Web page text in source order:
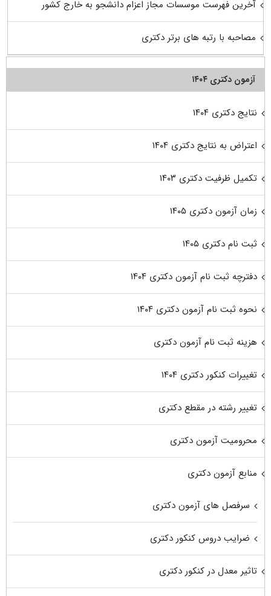
آخرین فهرست موسسات مجاز اعزام دانشجو به خارج کشور
مصاحبه با رتبه های برتر دکتری
آزمون دکتری ۱۴۰۴
نتایج دکتری ۱۴۰۴
اعتراض به نتایج دکتری ۱۴۰۴
تکمیل ظرفیت دکتری ۱۴۰۳
زمان آزمون دکتری ۱۴۰۵
ثبت نام دکتری ۱۴۰۵
دفترچه ثبت نام آزمون دکتری ۱۴۰۴
نحوه ثبت نام آزمون دکتری ۱۴۰۴
هزینه ثبت نام آزمون دکتری
تغییرات کنکور دکتری ۱۴۰۴
تغییر رشته در مقطع دکتری
محرومیت آزمون دکتری
منابع آزمون دکتری
سرفصل های آزمون دکتری
ضرایب دروس کنکور دکتری
تاثیر معدل در کنکور دکتری